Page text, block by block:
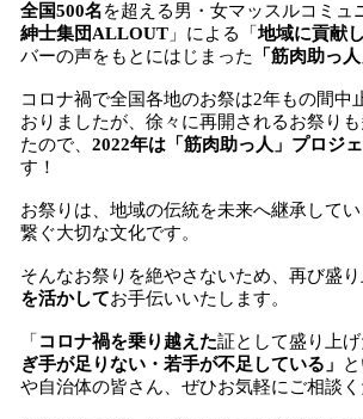
全国500名を超える男・女マッスルコミュ
紳士集団ALLOUT 」による「地域に貢献
バーの声をもとにはじまった
「筋肉助っ
コロナ禍で全国各地のお祭は2年もの間中
おりましたが、徐々に再開されるお祭り
たので、 2022年は「筋肉助っ人」プロジ
す！
お祭りは、地域の伝統を未来へ継承して
繋ぐ大切な文化です。
そんなお祭りを絶やさないため、再び盛り
を活かしてお手伝いいたします。
「 コロナ禍を乗り越えた証として盛り上げ
ぎ手が足りない・若手が不足している」
や自治体の皆さん、ぜひお気軽にご相談く